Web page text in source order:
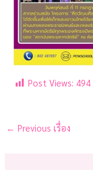
Post Views: 494
← Previous เรื่อง